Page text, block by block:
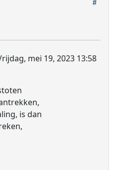
mei 19, 2023 13:58
is dan